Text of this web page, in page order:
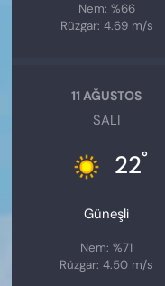
Nem: %66
Rüzgar: 4.69 m/s
11 AĞUSTOS
SALI
22°
Güneşli
Nem: %71
Rüzgar: 4.50 m/s